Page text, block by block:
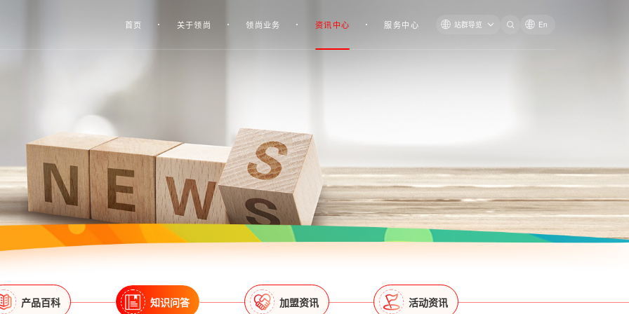
首页 关于领尚 领尚业务 资讯中心 服务中心 站群导览 En
产品百科 知识问答 加盟资讯 活动资讯